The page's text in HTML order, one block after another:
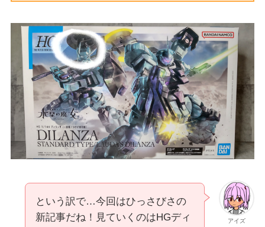
アイズ
という訳で…今回はひっさびさの
新記事だね！見ていくのはHGディ